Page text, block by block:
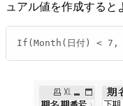
ュアル値を作成すると
If(Month(日付) <